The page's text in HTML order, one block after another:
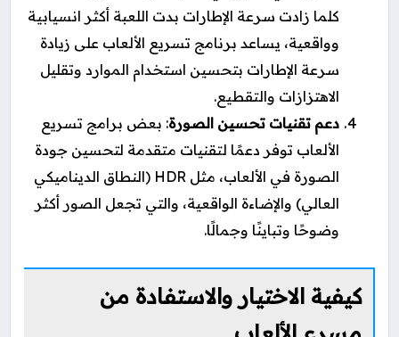
كلما زادت سرعة الإطارات بدت اللعبة أكثر انسيابية
وواقعية، يساعد برنامج تسريع الألعاب على زيادة
سرعة الإطارات بتحسين استخدام الموارد وتقليل
الاهتزازات والتقطيع.
دعم تقنيات تحسين الصورة: بعض برامج تسريع
الألعاب توفر دعمًا لتقنيات متقدمة لتحسين جودة
الصورة في الألعاب، مثل HDR (النطاق الديناميكي
العالي) والإضاءة الواقعية، والتي تجعل الصور أكثر
وضوحًا وتباينًا وجمالًا.
كيفية الاختيار والاستفادة من